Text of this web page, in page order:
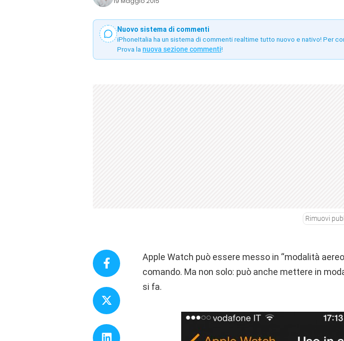
Nuovo sistema di commenti
iPhoneItalia ha un sistema di commenti realtime tutto nuovo e nativo! Per
Prova la nuova sezione commenti!
Rimuovi
Apple Watch può essere messo in “modalità
comando. Ma non solo: può anche mettere in
si fa.